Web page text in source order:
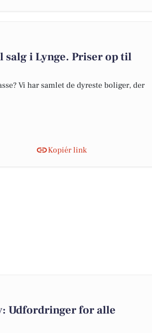
i Lynge. Priser op til
Vi har samlet de dyreste boliger, der
Kopiér link
Udfordringer for alle